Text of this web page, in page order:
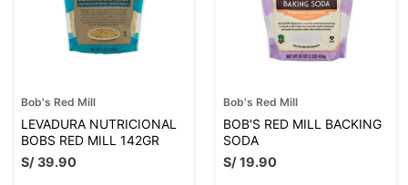
Bob's Red Mill
LEVADURA NUTRICIONAL
BOBS RED MILL 142GR
S/39.90
Bob's Red Mill
BOB'S RED MILL BACKING
SODA
S/19.90